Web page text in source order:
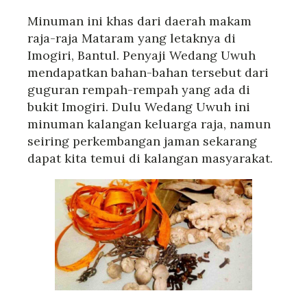
Minuman ini khas dari daerah makam
raja-raja Mataram yang letaknya di
Imogiri, Bantul. Penyaji Wedang Uwuh
mendapatkan bahan-bahan tersebut dari
guguran rempah-rempah yang ada di
bukit Imogiri. Dulu Wedang Uwuh ini
minuman kalangan keluarga raja, namun
seiring perkembangan jaman sekarang
dapat kita temui di kalangan masyarakat.